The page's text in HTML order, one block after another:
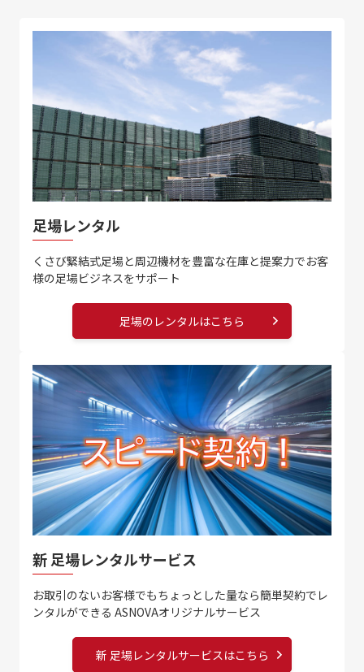
足場レンタル
くさび緊結式足場と周辺機材を豊富な在庫と提案力でお客
様の足場ビジネスをサポート
足場のレンタルはこちら
新 足場レンタルサービス
お取引のないお客様でもちょっとした量なら簡単契約でレ
ンタルができる ASNOVAオリジナルサービス
新 足場レンタルサービスはこちら